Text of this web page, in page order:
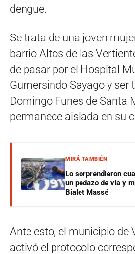
dengue.
Se trata de una joven
barrio Altos de las
de pasar por el Hospital
Gumersindo Sayago y ser
Domingo Funes de Santa
permanece aislada en su
MIRÁ TAMBIÉN
Lo sorprendieron
un pedazo de vía y
Bialet Massé
Ante esto, el municipio de
activó el protocolo